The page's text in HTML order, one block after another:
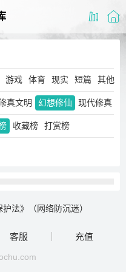
游戏 体育 现实 短篇 其他
真文明 幻想修仙 现代修真
收藏榜 打赏榜
法》（网络防沉迷）
客服 充值